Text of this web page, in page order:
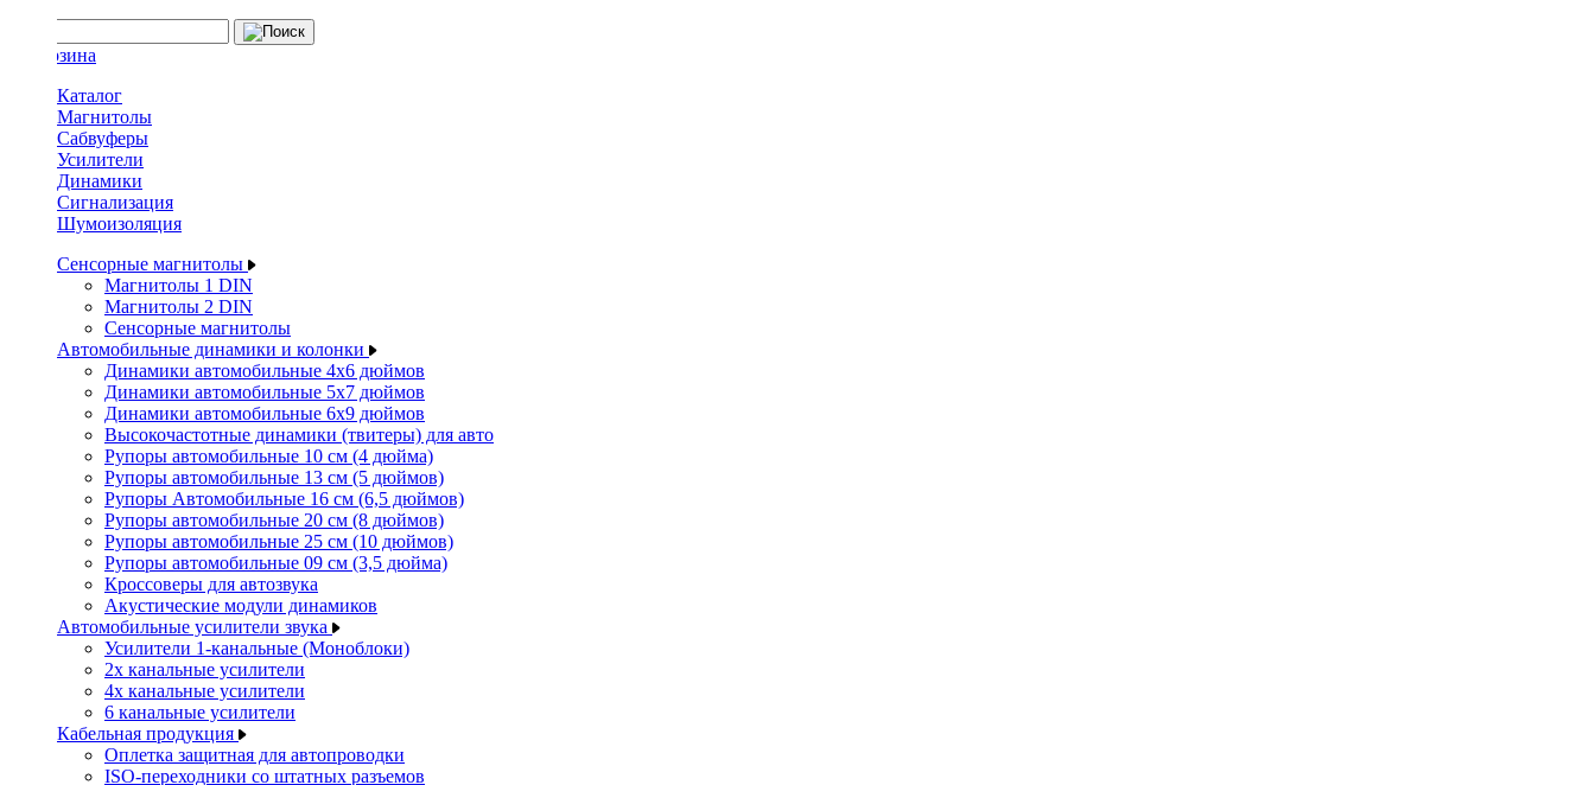
Каталог
Магнитолы
Сабвуферы
Усилители
Динамики
Сигнализация
Шумоизоляция
Сенсорные магнитолы
Магнитолы 1 DIN
Магнитолы 2 DIN
Сенсорные магнитолы
Автомобильные динамики и колонки
Динамики автомобильные 4x6 дюймов
Динамики автомобильные 5x7 дюймов
Динамики автомобильные 6x9 дюймов
Высокочастотные динамики (твитеры) для авто
Рупоры автомобильные 10 см (4 дюйма)
Рупоры автомобильные 13 см (5 дюймов)
Рупоры Автомобильные 16 см (6,5 дюймов)
Рупоры автомобильные 20 см (8 дюймов)
Рупоры автомобильные 25 см (10 дюймов)
Рупоры автомобильные 09 см (3,5 дюйма)
Кроссоверы для автозвука
Акустические модули динамиков
Автомобильные усилители звука
Усилители 1-канальные (Моноблоки)
2х канальные усилители
4х канальные усилители
6 канальные усилители
Кабельная продукция
Оплетка защитная для автопроводки
ISO-переходники со штатных разъемов